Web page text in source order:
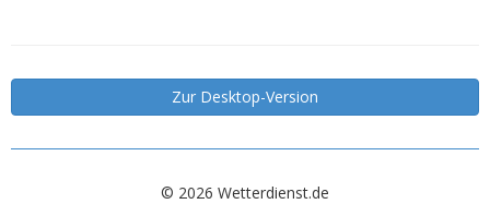
Zur Desktop-Version
© 2026 Wetterdienst.de